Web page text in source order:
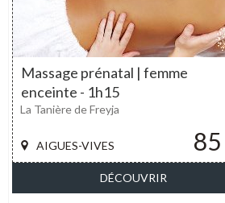
Massage prénatal | femme
enceinte - 1h15
85
AIGUES-VIVES
La Tanière de Freyja
DÉCOUVRIR